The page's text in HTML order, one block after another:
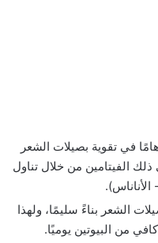
في تقوية بصيلات الشعر
الفيتامين من خلال تناول
الشعر بناءً سليمًا، ولهذا
من البيوتين يوميًا.